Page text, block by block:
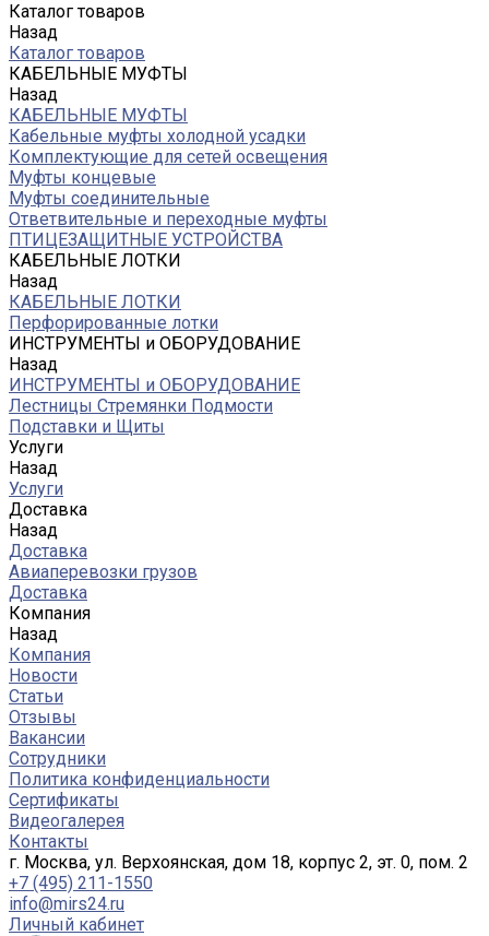
Каталог товаров
Назад
Каталог товаров
КАБЕЛЬНЫЕ МУФТЫ
Назад
КАБЕЛЬНЫЕ МУФТЫ
Кабельные муфты холодной усадки
Комплектующие для сетей освещения
Муфты концевые
Муфты соединительные
Ответвительные и переходные муфты
ПТИЦЕЗАЩИТНЫЕ УСТРОЙСТВА
КАБЕЛЬНЫЕ ЛОТКИ
Назад
КАБЕЛЬНЫЕ ЛОТКИ
Перфорированные лотки
ИНСТРУМЕНТЫ и ОБОРУДОВАНИЕ
Назад
ИНСТРУМЕНТЫ и ОБОРУДОВАНИЕ
Лестницы Стремянки Подмости
Подставки и Щиты
Услуги
Назад
Услуги
Доставка
Назад
Доставка
Авиаперевозки грузов
Доставка
Компания
Назад
Компания
Новости
Статьи
Отзывы
Вакансии
Сотрудники
Политика конфиденциальности
Сертификаты
Видеогалерея
Контакты
г. Москва, ул. Верхоянская, дом 18, корпус 2, эт. 0, пом. 2
+7 (495) 211-1550
info@mirs24.ru
Личный кабинет